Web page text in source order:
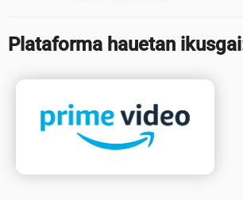
Plataforma hauetan